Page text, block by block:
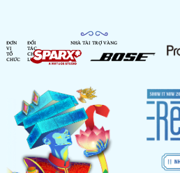
ĐƠN
VỊ
TỔ
CHỨC
ĐỐI
TÁC
CHIẾN
LƯỢC
NHÀ TÀI TRỢ VÀNG